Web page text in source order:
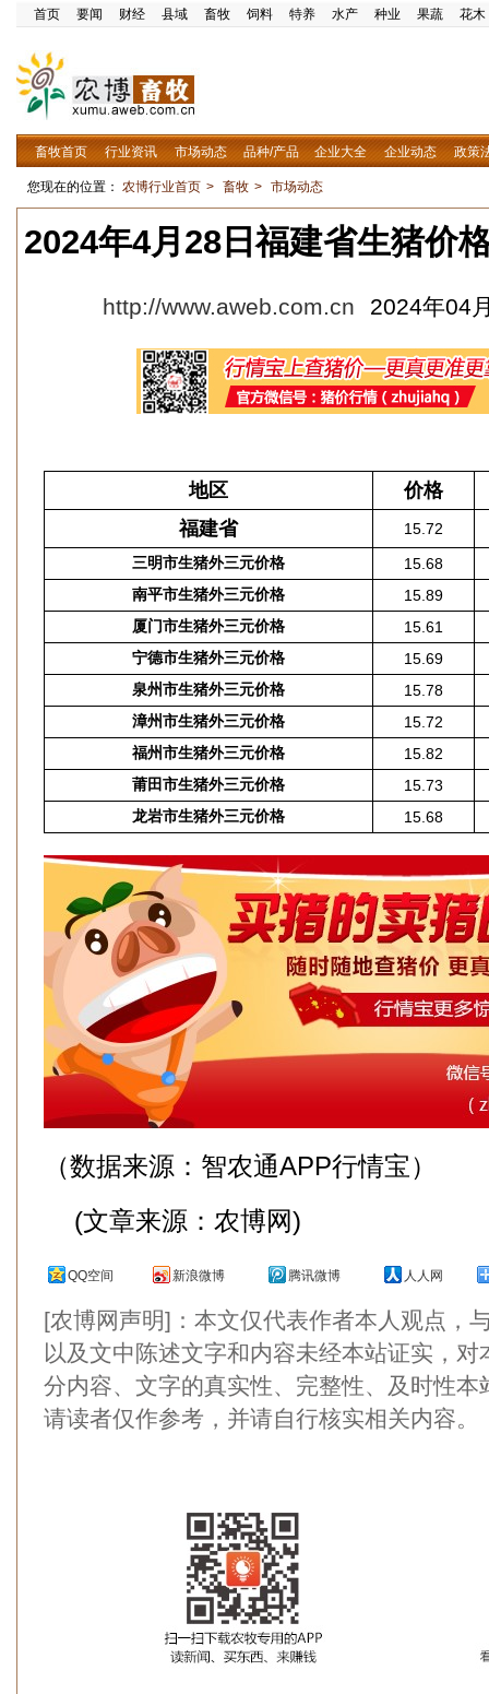
首页 要闻 财经 县域 畜牧 饲料 特养 水产 种业 果蔬 花木
畜牧首页 行业资讯 市场动态 品种/产品 企业大全 企业动态 政策
您现在的位置： 农博行业首页 > 畜牧 > 市场动态
2024年4月28日福建省生猪价
http://www.aweb.com.cn 2024年04
地区
价格
福建省
15.72
三明市生猪外三元价格
15.68
南平市生猪外三元价格
15.89
厦门市生猪外三元价格
15.61
宁德市生猪外三元价格
15.69
泉州市生猪外三元价格
15.78
漳州市生猪外三元价格
15.72
福州市生猪外三元价格
15.82
莆田市生猪外三元价格
15.73
龙岩市生猪外三元价格
15.68
（数据来源：智农通APP行情宝）
(文章来源：农博网)
QQ空间 新浪微博 腾讯微博 人人网
[农博网声明]：本文仅代表作者本人观点，
以及文中陈述文字和内容未经本站证实，
分内容、文字的真实性、完整性、及时性
请读者仅作参考，并请自行核实相关内容。